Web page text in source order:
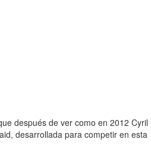
después de ver como en 2012 Cyril
desarrollada para competir en esta